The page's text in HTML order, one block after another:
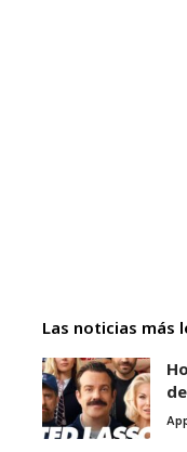
Las noticias más